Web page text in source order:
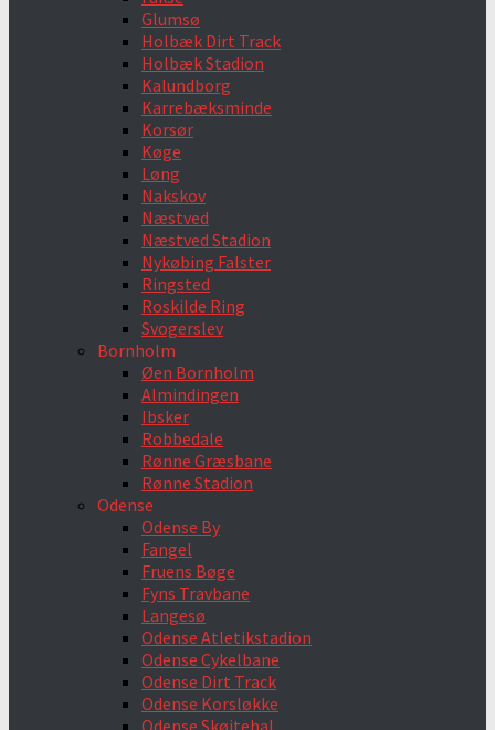
Glumsø
Holbæk Dirt Track
Holbæk Stadion
Kalundborg
Karrebæksminde
Korsør
Køge
Løng
Nakskov
Næstved
Næstved Stadion
Nykøbing Falster
Ringsted
Roskilde Ring
Svogerslev
Bornholm
Øen Bornholm
Almindingen
Ibsker
Robbedale
Rønne Græsbane
Rønne Stadion
Odense
Odense By
Fangel
Fruens Bøge
Fyns Travbane
Langesø
Odense Atletikstadion
Odense Cykelbane
Odense Dirt Track
Odense Korsløkke
Odense Skøjtehal